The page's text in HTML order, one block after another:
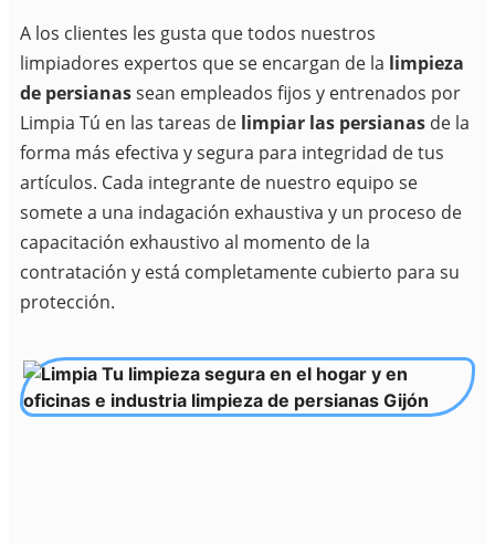
A los clientes les gusta que todos nuestros
limpiadores expertos que se encargan de la limpieza
de persianassean empleados fijos y entrenados por
Limpia Tú en las tareas de limpiar las persianas de la
forma más efectiva y segura para integridad de tus
artículos. Cada integrante de nuestro equipo se
somete a una indagación exhaustiva y un proceso de
capacitación exhaustivo al momento de la
contratación y está completamente cubierto para su
protección.